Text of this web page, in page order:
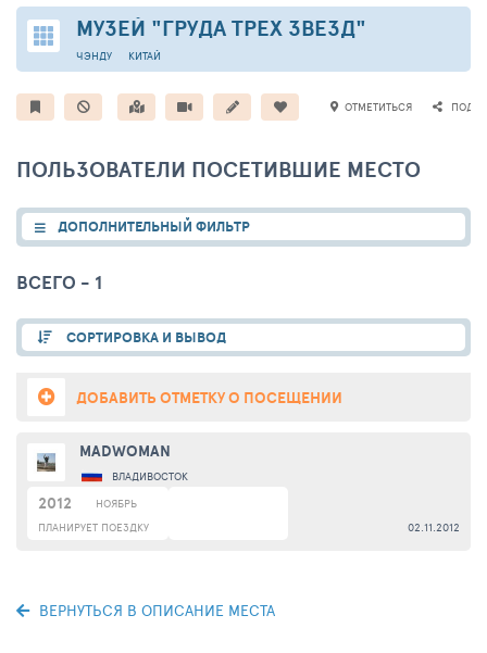
МУЗЕЙ "ГРУДА ТРЕХ ЗВЕЗД"
КИТАЙ
ЧЭНДУ
ОТМЕТИТЬСЯ
ПОЛЬЗОВАТЕЛИ ПОСЕТИВШИЕ МЕСТО
ДОПОЛНИТЕЛЬНЫЙ ФИЛЬТР
ВСЕГО - 1
СОРТИРОВКА И ВЫВОД
ДОБАВИТЬ ОТМЕТКУ О ПОСЕЩЕНИИ
MADWOMAN
ВЛАДИВОСТОК
2012
НОЯБРЬ
ПЛАНИРУЕТ ПОЕЗДКУ
02.11.2012
ВЕРНУТЬСЯ В ОПИСАНИЕ МЕСТА